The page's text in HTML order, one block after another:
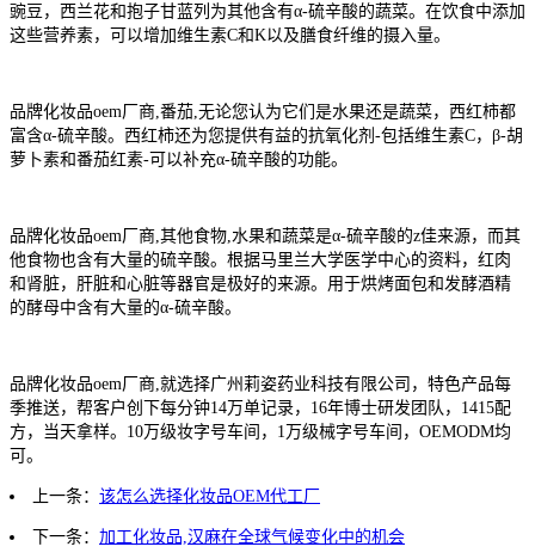
豌豆，西兰花和抱子甘蓝列为其他含有α-硫辛酸的蔬菜。在饮食中添加
这些营养素，可以增加维生素C和K以及膳食纤维的摄入量。
品牌化妆品oem厂商,番茄,无论您认为它们是水果还是蔬菜，西红柿都
富含α-硫辛酸。西红柿还为您提供有益的抗氧化剂-包括维生素C，β-胡
萝卜素和番茄红素-可以补充α-硫辛酸的功能。
品牌化妆品oem厂商,其他食物,水果和蔬菜是α-硫辛酸的z佳来源，而其
他食物也含有大量的硫辛酸。根据马里兰大学医学中心的资料，红肉
和肾脏，肝脏和心脏等器官是极好的来源。用于烘烤面包和发酵酒精
的酵母中含有大量的α-硫辛酸。
品牌化妆品oem厂商,就选择广州莉姿药业科技有限公司，特色产品每
季推送，帮客户创下每分钟14万单记录，16年博士研发团队，1415配
方，当天拿样。10万级妆字号车间，1万级械字号车间，OEMODM均
可。
上一条： 该怎么选择化妆品OEM代工厂
下一条： 加工化妆品,汉麻在全球气候变化中的机会